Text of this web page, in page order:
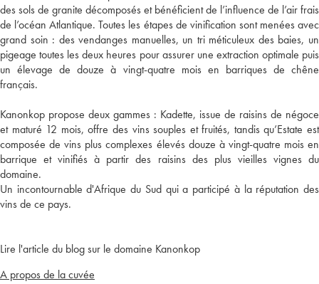
des sols de granite décomposés et bénéficient de l’influence de l’air frais
de l’océan Atlantique. Toutes les étapes de vinification sont menées avec
grand soin : des vendanges manuelles, un tri méticuleux des baies, un
pigeage toutes les deux heures pour assurer une extraction optimale puis
un élevage de douze à vingt-quatre mois en barriques de chêne
français.
Kanonkop propose deux gammes : Kadette, issue de raisins de négoce
et maturé 12 mois, offre des vins souples et fruités, tandis qu’Estate est
composée de vins plus complexes élevés douze à vingt-quatre mois en
barrique et vinifiés à partir des raisins des plus vieilles vignes du
domaine.
Un incontournable d'Afrique du Sud qui a participé à la réputation des
vins de ce pays.
Lire l'article du blog sur le domaine Kanonkop
A propos de la cuvée